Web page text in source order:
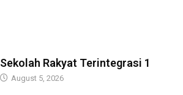
Sekolah Rakyat Terintegrasi 1
August 5, 2026